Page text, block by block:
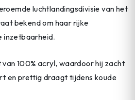
luchtlandingsdivisie van het
bekend om haar rijke
inzetbaarheid.
100% acryl, waardoor hij zacht
en prettig draagt tijdens koude